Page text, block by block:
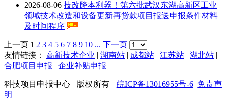
2026-08-06 技改降本利器！第六批武汉东湖高新区工业
领域技术改造和设备更新再贷款项目报送申报条件材料
及时间程序
上一页 1 2 3 4 5 6 7 8 9 10 ... 下一页
友情链接： 高新技术企业 | 湖南站 | 成都站 | 江苏站 | 湖北站 |
合肥项目申报 | 企业补贴申报
科技项目申报中心 版权所有 皖ICP备13016955号-6 免责声
明